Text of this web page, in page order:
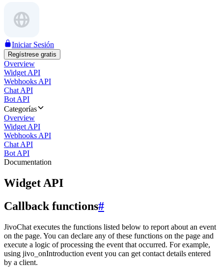
Iniciar Sesión
Regístrese gratis
Overview
Widget API
Webhooks API
Chat API
Bot API
Categorías
Overview
Widget API
Webhooks API
Chat API
Bot API
Documentation
Widget API
Callback functions#
JivoChat executes the functions listed below to report about an event
on the page. You can declare any of these functions on the page and
execute a logic of processing the event that occurred. For example,
using jivo_onIntroduction event you can get contact details entered
by a client.